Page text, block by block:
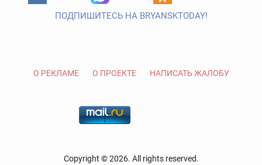
ПОДПИШИТЕСЬ НА BRYANSKTODAY!
О РЕКЛАМЕ О ПРОЕКТЕ НАПИСАТЬ ЖАЛОБУ
Copyright © 2026. All rights reserved.